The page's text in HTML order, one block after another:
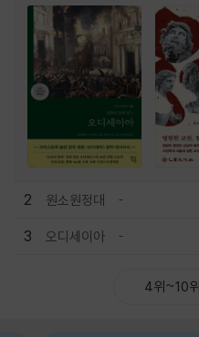
2 원소원정대
3 오디세이아
4위~10위